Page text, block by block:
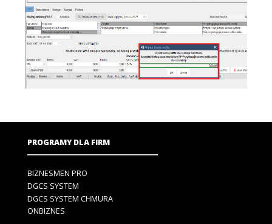
PROGRAMY DLA FIRM
BIZNESMEN PRO
DGCS SYSTEM
DGCS SYSTEM CHMURA
ONBIZNES